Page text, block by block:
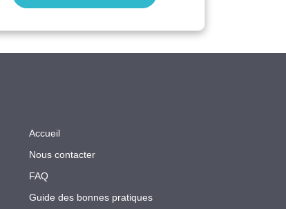
Accueil
Nous contacter
FAQ
Guide des bonnes pratiques